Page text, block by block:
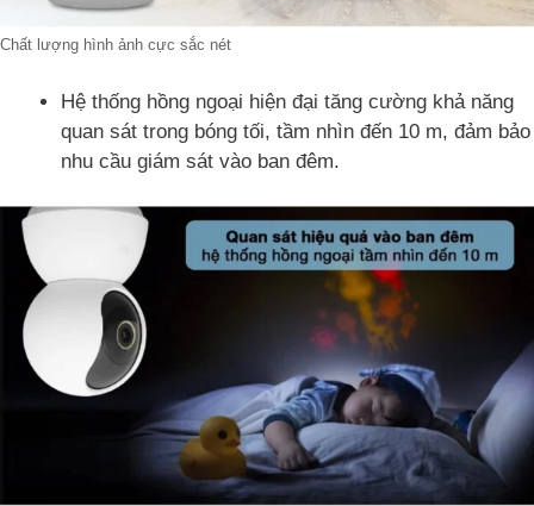
Chất lượng hình ảnh cực sắc nét
Hệ thống hồng ngoại hiện đại tăng cường khả năng
quan sát trong bóng tối, tầm nhìn đến 10 m, đảm bảo
nhu cầu giám sát vào ban đêm.